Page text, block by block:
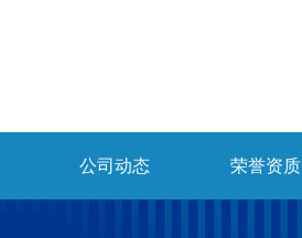
公司动态 荣誉资质